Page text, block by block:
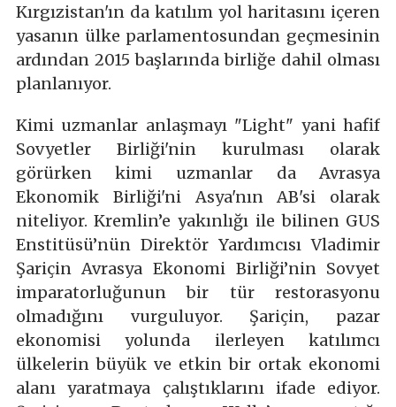
Kırgızistan'ın da katılım yol haritasını içeren
yasanın ülke parlamentosundan geçmesinin
ardından 2015 başlarında birliğe dahil olması
planlanıyor.
Kimi uzmanlar anlaşmayı "Light" yani hafif
Sovyetler Birliği'nin kurulması olarak
görürken kimi uzmanlar da Avrasya
Ekonomik Birliği'ni Asya'nın AB'si olarak
niteliyor. Kremlin’e yakınlığı ile bilinen GUS
Enstitüsü’nün Direktör Yardımcısı Vladimir
Şariçin Avrasya Ekonomi Birliği’nin Sovyet
imparatorluğunun bir tür restorasyonu
olmadığını vurguluyor. Şariçin, pazar
ekonomisi yolunda ilerleyen katılımcı
ülkelerin büyük ve etkin bir ortak ekonomi
alanı yaratmaya çalıştıklarını ifade ediyor.